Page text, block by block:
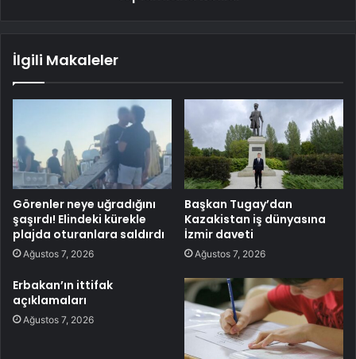
İlgili Makaleler
Görenler neye uğradığını
şaşırdı! Elindeki kürekle
plajda oturanlara saldırdı
Ağustos 7, 2026
Başkan Tugay’dan
Kazakistan iş dünyasına
İzmir daveti
Ağustos 7, 2026
Erbakan’ın ittifak
açıklamaları
Ağustos 7, 2026